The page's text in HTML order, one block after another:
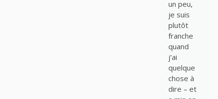
un peu,
je suis
plutôt
franche
quand
j’ai
quelque
chose à
dire – et